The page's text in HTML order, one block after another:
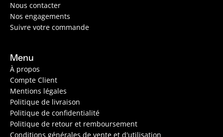
Nous contacter
Nos engagements
Suivre votre commande
Menu
À propos
Compte Client
Mentions légales
Politique de livraison
Politique de confidentialité
Politique de retour et remboursement
Conditions générales de vente et d'utilisation